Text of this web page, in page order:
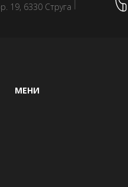
19, 6330 Струга
МЕНИ